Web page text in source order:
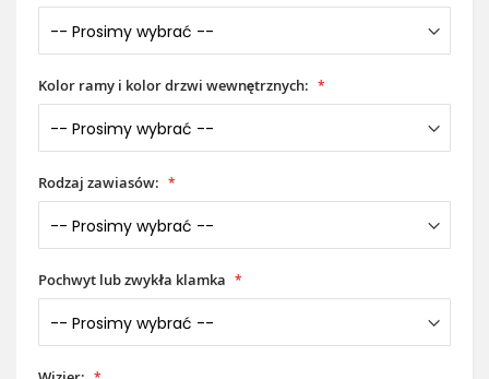
Kolor ramy i kolor drzwi wewnętrznych:
Rodzaj zawiasów:
Pochwyt lub zwykła klamka